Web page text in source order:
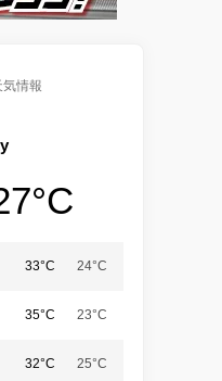
気情報
33°C 24°C
35°C 23°C
32°C 25°C